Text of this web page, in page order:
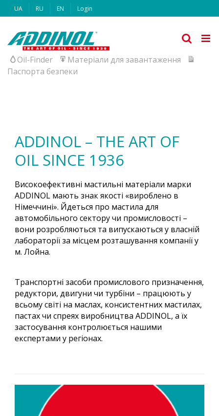
Skip
to
UA RU EN Login
Oil-Finder
Матеріали для завантаження
Паспорта безпеки
ADDINOL – THE ART OF
OIL SINCE 1936
Високоефективні мастильні матеріали марки
ADDINOL мають знак якості «вироблено в
Німеччині». Йдеться про мастила для
автомобільного сектору чи промисловості –
вони розробляються та випускаються у власній
лабораторії за місцем розташування компанії у
м. Лойна.
Транспортні засоби промислового призначення,
редуктори, двигуни чи турбіни – працюють у
всьому світі на маслах, консистентних мастилах,
пастах чи спреях виробництва ADDINOL, а їх
застосування контролюється нашими
експертами у регіонах.